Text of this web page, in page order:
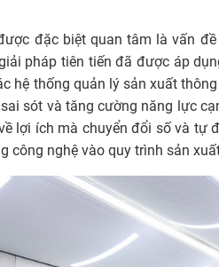
đặc biệt quan tâm là vấn
pháp tiên tiến đã được áp
hệ thống quản lý sản xuất
sót và tăng cường năng lực
lợi ích mà chuyển đổi số và
công nghệ vào quy trình sản